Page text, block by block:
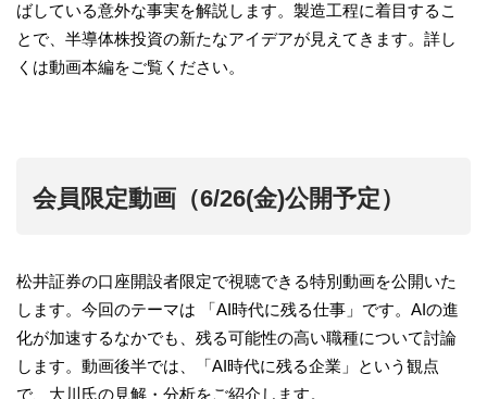
ばしている意外な事実を解説します。製造工程に着目するこ
とで、半導体株投資の新たなアイデアが見えてきます。詳し
くは動画本編をご覧ください。
会員限定動画（6/26(金)公開予定）
松井証券の口座開設者限定で視聴できる特別動画を公開いた
します。今回のテーマは 「AI時代に残る仕事」です。AIの進
化が加速するなかでも、残る可能性の高い職種について討論
します。動画後半では、「AI時代に残る企業」という観点
で、大川氏の見解・分析をご紹介します。